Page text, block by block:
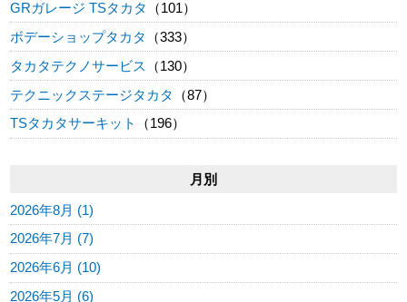
GRガレージ TSタカタ
（101）
ボデーショップタカタ
（333）
タカタテクノサービス
（130）
テクニックステージタカタ
（87）
TSタカタサーキット
（196）
月別
2026年8月 (1)
2026年7月 (7)
2026年6月 (10)
2026年5月 (6)